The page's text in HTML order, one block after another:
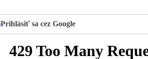
Prihlásiť sa cez Google